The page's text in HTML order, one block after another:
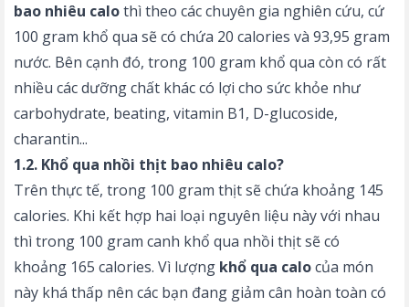
bao nhiêu calothì theo các chuyên gia nghiên cứu, cứ
100 gram khổ qua sẽ có chứa 20 calories và 93,95 gram
nước. Bên cạnh đó, trong 100 gram khổ qua còn có rất
nhiều các dưỡng chất khác có lợi cho sức khỏe như
carbohydrate, beating, vitamin B1, D-glucoside,
charantin...
1.2. Khổ qua nhồi thịt bao nhiêu calo?
Trên thực tế, trong 100 gram thịt sẽ chứa khoảng 145
calories. Khi kết hợp hai loại nguyên liệu này với nhau
thì trong 100 gram canh khổ qua nhồi thịt sẽ có
khoảng 165 calories. Vì lượng khổ qua calocủa món
này khá thấp nên các bạn đang giảm cân hoàn toàn có